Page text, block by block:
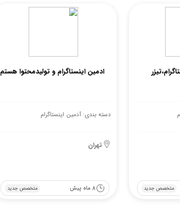
متخصص جدید
ادمین اینستاگرام و تولیدمحتوا هستم
دسته بندی: آدمین اینستاگرام
تهران
متخصص جدید 8 ماه پیش